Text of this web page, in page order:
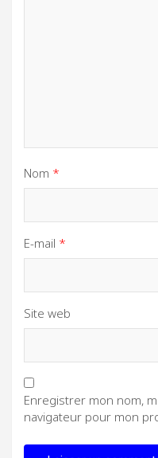
Nom *
E-mail *
Site web
Enregistrer mon nom,
navigateur pour mon